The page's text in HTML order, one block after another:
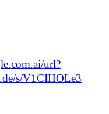
url?
s/V1CIHOLe3